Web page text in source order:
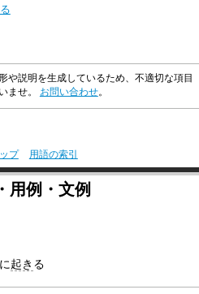
や説明を生成しているため、不適切な項目
ませ。 お問い合わせ。
プ 用語の索引
用例・文例
起き る